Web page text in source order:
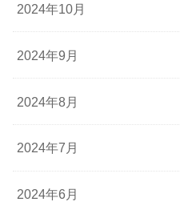
2024年10月
2024年9月
2024年8月
2024年7月
2024年6月